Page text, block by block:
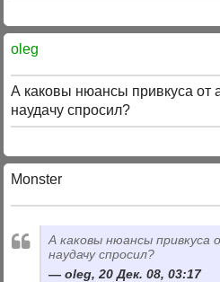
oleg
А каковы нюансы привкуса
наудачу спросил?
Monster
А каковы нюансы
наудачу спросил?
oleg, 20 Дек. 08, 03:17